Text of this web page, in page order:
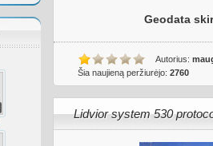
Geodata
Autorius:
Šia naujieną peržiurėjo: 2760
Lidvior system 530